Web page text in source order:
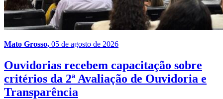
Mato Grosso, 05 de agosto de 2026
Ouvidorias recebem capacitação sobre
critérios da 2ª Avaliação de Ouvidoria e
Transparência